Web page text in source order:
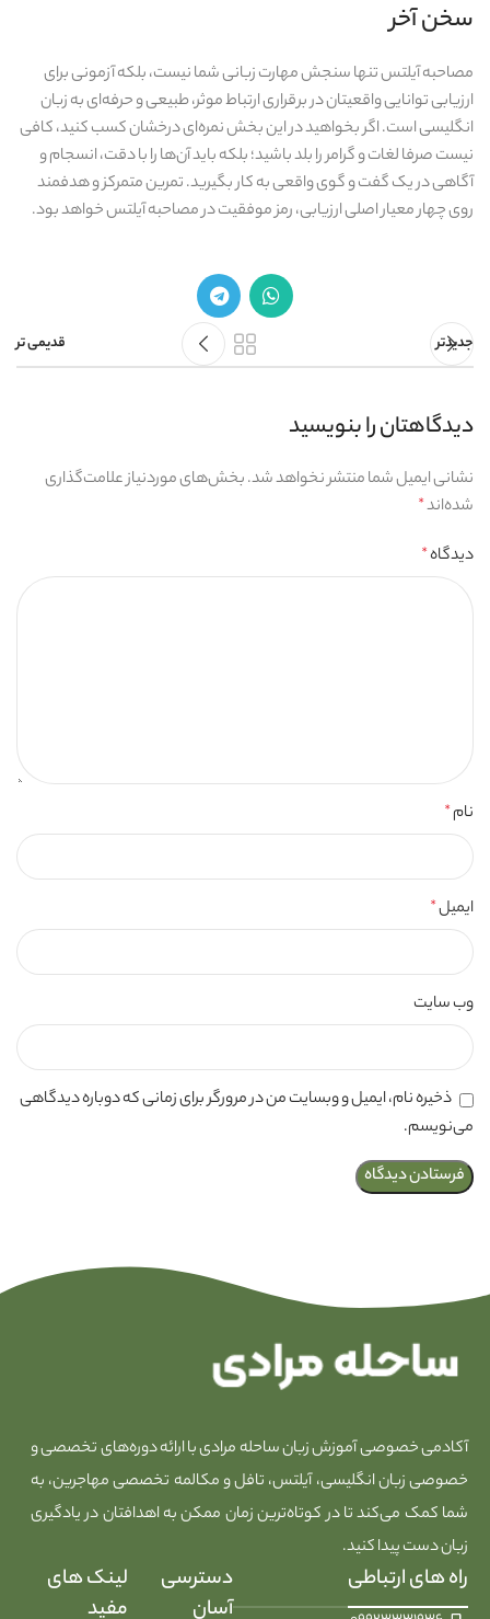
سخن آخر
مصاحبه آیلتس تنها سنجش مهارت زبانی شما نیست، بلکه آزمونی برای
ارزیابی توانایی واقعیتان در برقراری ارتباط موثر، طبیعی و حرفه‌ای به زبان
انگلیسی است. اگر بخواهید در این بخش نمره‌ای درخشان کسب کنید، کافی
نیست صرفا لغات و گرامر را بلد باشید؛ بلکه باید آن‌ها را با دقت، انسجام و
آگاهی در یک گفت‌ و گوی واقعی به‌ کار بگیرید. تمرین متمرکز و هدفمند
روی چهار معیار اصلی ارزیابی، رمز موفقیت در مصاحبه آیلتس خواهد بود.
جدیدتر قدیمی تر
دیدگاهتان را بنویسید
نشانی ایمیل شما منتشر نخواهد شد.بخش‌های موردنیاز علامت‌گذاری
شده‌اند*
دیدگاه*
نام*
ایمیل*
وب‌ سایت
ذخیره نام، ایمیل و وبسایت من در مرورگر برای زمانی که دوباره دیدگاهی
می‌نویسم.
آکادمی خصوصی آموزش زبان ساحله مرادی با ارائه دوره‌های تخصصی و
خصوصی زبان انگلیسی، آیلتس، تافل و مکالمه تخصصی مهاجرین، به
شما کمک می‌کند تا در کوتاه‌ترین زمان ممکن به اهدافتان در یادگیری
زبان دست پیدا کنید.
راه های ارتباطی
دسترسی
آسان
لینک های
مفید